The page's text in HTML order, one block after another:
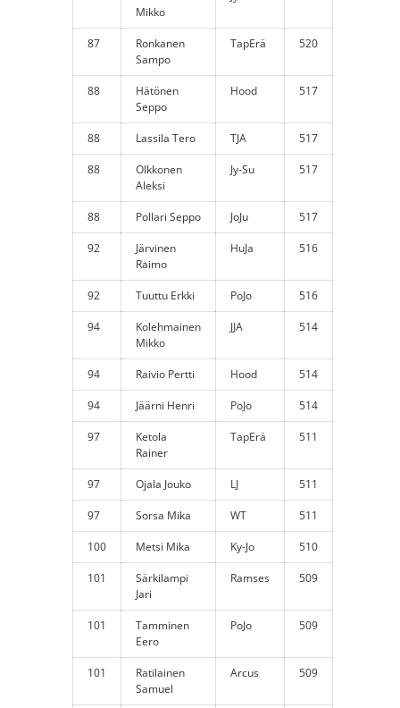
Mikko
87
Ronkanen
Sampo
TapErä 520
88
Hätönen
Seppo
Hood 517
88 Lassila Tero TJA 517
88
Olkkonen
Aleksi
Jy-Su 517
88 Pollari Seppo JoJu 517
92
Järvinen
Raimo
HuJa 516
92 Tuuttu Erkki PoJo 516
94
Kolehmainen
Mikko
JJA 514
94 Raivio Pertti Hood 514
94 Jäärni Henri PoJo 514
97
Ketola
Rainer
TapErä 511
97 Ojala Jouko LJ 511
97 Sorsa Mika WT 511
100 Metsi Mika Ky-Jo 510
101
Särkilampi
Jari
Ramses 509
101
Tamminen
Eero
PoJo 509
101
Ratilainen
Samuel
Arcus 509